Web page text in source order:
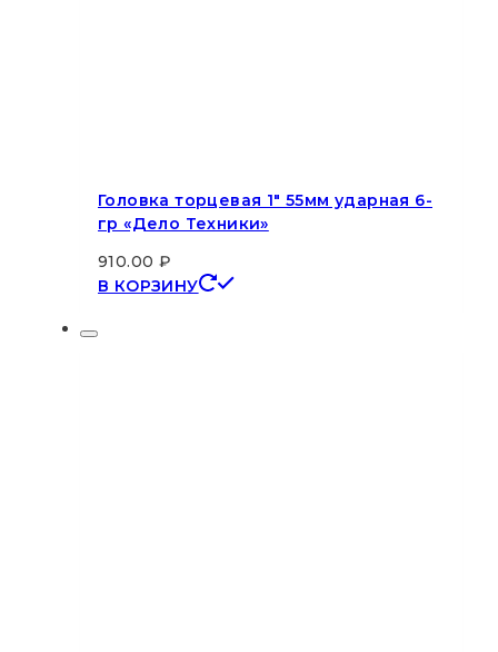
Головка торцевая 1″ 55мм ударная 6-
гр «Дело Техники»
910.00 ₽
В КОРЗИНУ